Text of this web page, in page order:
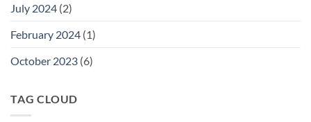
July 2024 (2)
February 2024 (1)
October 2023 (6)
TAG CLOUD